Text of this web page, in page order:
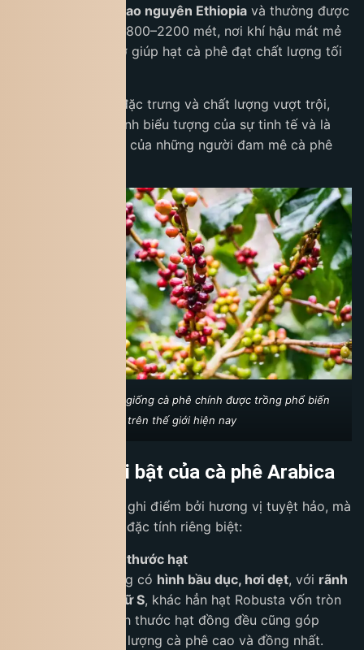
cao nguyên Ethiopia và thường được
trồng ở độ cao từ 800–2200 mét, nơi khí hậu mát mẻ
và đất đai màu mỡ giúp hạt cà phê đạt chất lượng tối
Nhờ hương thơm đặc trưng và chất lượng vượt trội,
Arabica đã trở thành biểu tượng của sự tinh tế và là
lựa chọn hàng đầu của những người đam mê cà phê
Cà phê Arabica là giống cà phê chính được trồng phổ biến
trên thế giới hiện nay
Đặc điểm nổi bật của cà phê Arabica
Arabica không chỉ ghi điểm bởi hương vị tuyệt hảo, mà
còn sở hữu những đặc tính riêng biệt:
Hình dáng và kích thước hạt
Hạt Arabica thường có hình bầu dục, hơi dẹt, với rãnh
giữa cong hình chữ S, khác hẳn hạt Robusta vốn tròn
và rãnh thẳng. Kích thước hạt đồng đều cũng góp
phần tạo nên chất lượng cà phê cao và đồng nhất.